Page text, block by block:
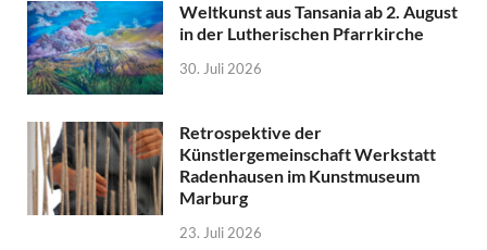
Weltkunst aus Tansania ab 2. August
in der Lutherischen Pfarrkirche
30. Juli 2026
Retrospektive der
Künstlergemeinschaft Werkstatt
Radenhausen im Kunstmuseum
Marburg
23. Juli 2026